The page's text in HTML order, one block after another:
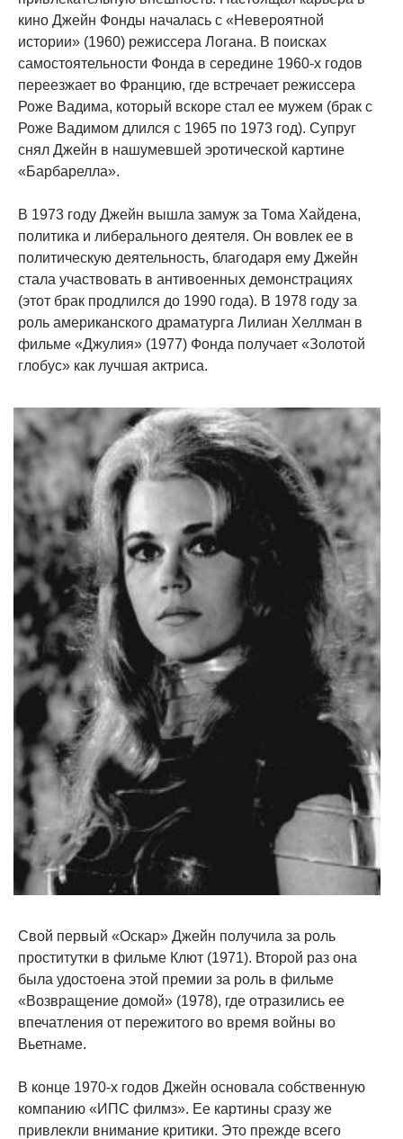
кино Джейн Фонды началась с «Невероятной
истории» (1960) режиссера Логана. В поисках
самостоятельности Фонда в середине 1960-х годов
переезжает во Францию, где встречает режиссера
Роже Вадима, который вскоре стал ее мужем (брак с
Роже Вадимом длился с 1965 по 1973 год). Супруг
снял Джейн в нашумевшей эротической картине
«Барбарелла».
В 1973 году Джейн вышла замуж за Тома Хайдена,
политика и либерального деятеля. Он вовлек ее в
политическую деятельность, благодаря ему Джейн
стала участвовать в антивоенных демонстрациях
(этот брак продлился до 1990 года). В 1978 году за
роль американского драматурга Лилиан Хеллман в
фильме «Джулия» (1977) Фонда получает «Золотой
глобус» как лучшая актриса.
Свой первый «Оскар» Джейн получила за роль
проститутки в фильме Клют (1971). Второй раз она
была удостоена этой премии за роль в фильме
«Возвращение домой» (1978), где отразились ее
впечатления от пережитого во время войны во
Вьетнаме.
В конце 1970-х годов Джейн основала собственную
компанию «ИПС филмз». Ее картины сразу же
привлекли внимание критики. Это прежде всего